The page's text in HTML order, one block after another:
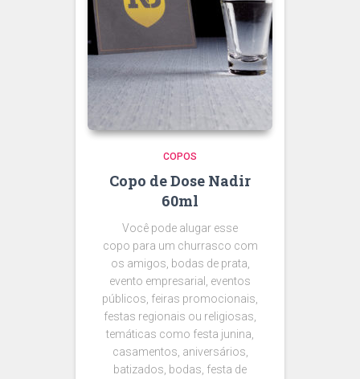
COPOS
Copo de Dose Nadir
60ml
Você pode alugar esse
copo para um churrasco com
os amigos, bodas de prata,
evento empresarial, eventos
públicos, feiras promocionais,
festas regionais ou religiosas,
temáticas como festa junina,
casamentos, aniversários,
batizados, bodas, festa de